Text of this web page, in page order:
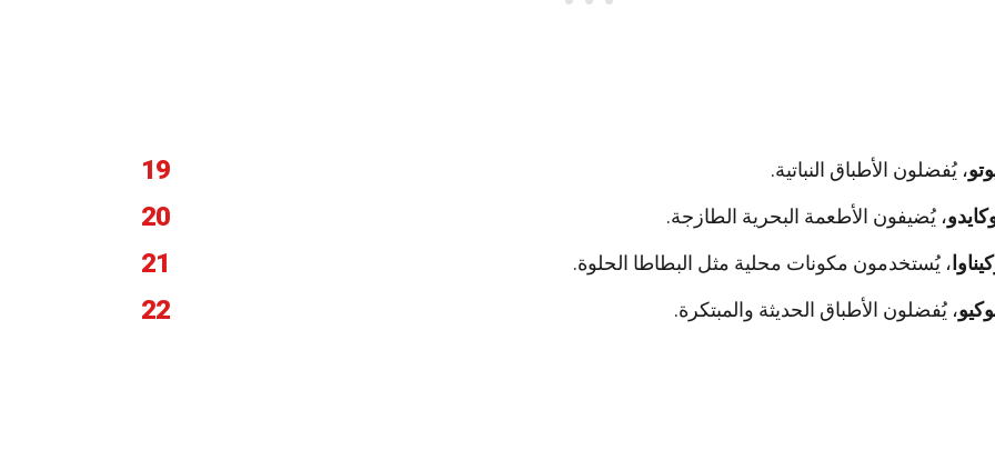
19 ، يُفضلون الأطباق النباتية.
20 ، يُضيفون الأطعمة البحرية الطازجة.
21 ، يُستخدمون مكونات محلية مثل البطاطا الحلوة.
22 ، يُفضلون الأطباق الحديثة والمبتكرة.